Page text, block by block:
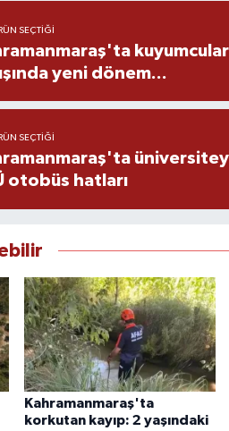
SEÇTIĞI
yeni dönem...
SEÇTIĞI
otobüs hatları
Kahramanmaraş'ta
korkutan kayıp: 2 yaşındaki